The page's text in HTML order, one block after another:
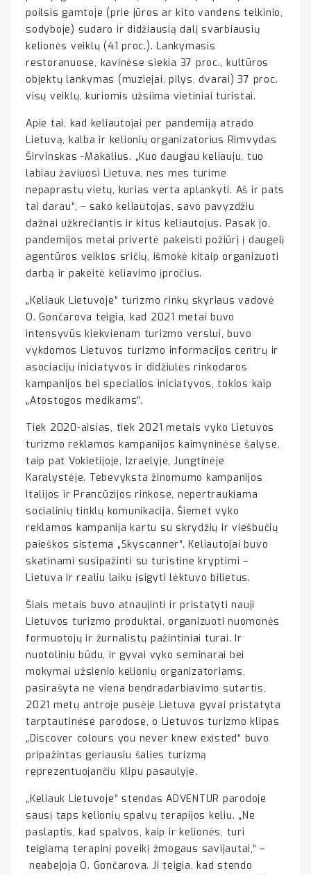
poilsis gamtoje (prie jūros ar kito vandens telkinio,
sodyboje) sudaro ir didžiausią dalį svarbiausių
kelionės veiklų (41 proc.). Lankymasis
restoranuose, kavinėse siekia 37 proc., kultūros
objektų lankymas (muziejai, pilys, dvarai) 37 proc.
visų veiklų, kuriomis užsiima vietiniai turistai.
Apie tai, kad keliautojai per pandemiją atrado
Lietuvą, kalba ir kelionių organizatorius Rimvydas
Širvinskas -Makalius. „Kuo daugiau keliauju, tuo
labiau žaviuosi Lietuva, nes mes turime
nepaprastų vietų, kurias verta aplankyti. Aš ir pats
tai darau“, – sako keliautojas, savo pavyzdžiu
dažnai užkrečiantis ir kitus keliautojus. Pasak jo,
pandemijos metai privertė pakeisti požiūrį į daugelį
agentūros veiklos sričių, išmokė kitaip organizuoti
darbą ir pakeitė keliavimo įpročius.
„Keliauk Lietuvoje“ turizmo rinkų skyriaus vadovė
O. Gončarova teigia, kad 2021 metai buvo
intensyvūs kiekvienam turizmo verslui, buvo
vykdomos Lietuvos turizmo informacijos centrų ir
asociacijų iniciatyvos ir didžiulės rinkodaros
kampanijos bei specialios iniciatyvos, tokios kaip
„Atostogos medikams“.
Tiek 2020-aisias, tiek 2021 metais vyko Lietuvos
turizmo reklamos kampanijos kaimyninėse šalyse,
taip pat Vokietijoje, Izraelyje, Jungtinėje
Karalystėje. Tebevyksta žinomumo kampanijos
Italijos ir Prancūzijos rinkose, nepertraukiama
socialinių tinklų komunikacija. Šiemet vyko
reklamos kampanija kartu su skrydžių ir viešbučių
paieškos sistema „Skyscanner“. Keliautojai buvo
skatinami susipažinti su turistine kryptimi –
Lietuva ir realiu laiku įsigyti lėktuvo bilietus.
Šiais metais buvo atnaujinti ir pristatyti nauji
Lietuvos turizmo produktai, organizuoti nuomonės
formuotojų ir žurnalistų pažintiniai turai. Ir
nuotoliniu būdu, ir gyvai vyko seminarai bei
mokymai užsienio kelionių organizatoriams,
pasirašyta ne viena bendradarbiavimo sutartis,
2021 metų antroje pusėje Lietuva gyvai pristatyta
tarptautinėse parodose, o Lietuvos turizmo klipas
„Discover colours you never knew existed“ buvo
pripažintas geriausiu šalies turizmą
reprezentuojančiu klipu pasaulyje.
„Keliauk Lietuvoje“ stendas ADVENTUR parodoje
sausį taps kelionių spalvų terapijos keliu. „Ne
paslaptis, kad spalvos, kaip ir kelionės, turi
teigiamą terapinį poveikį žmogaus savijautai,“ –
neabejoja O. Gončarova. Ji teigia, kad stendo